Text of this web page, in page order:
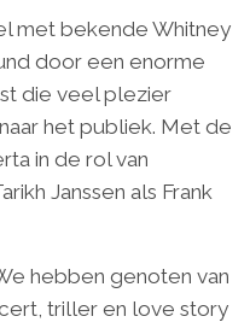
met bekende Whitney
door een enorme
die veel plezier
het publiek. Met de
in de rol van
Janssen als Frank
hebben genoten van
triller en love story